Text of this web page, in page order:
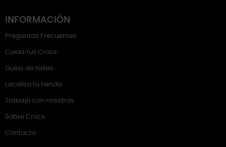
INFORMACIÓN
Preguntas Frecuentes
Cuida tus Crocs
Guías de tallas
Localiza tu tienda
Trabaja con nosotros
Sobre Crocs
Contacto